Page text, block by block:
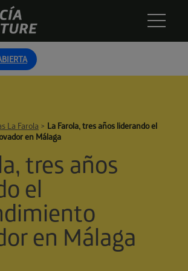
La Farola > La Farola, tres años liderando el
en Málaga
tres años
el
en Málaga